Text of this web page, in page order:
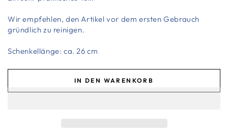
Wir empfehlen, den Artikel vor dem ersten Gebrauch
gründlich zu reinigen.
Schenkellänge: ca. 26 cm
IN DEN WARENKORB